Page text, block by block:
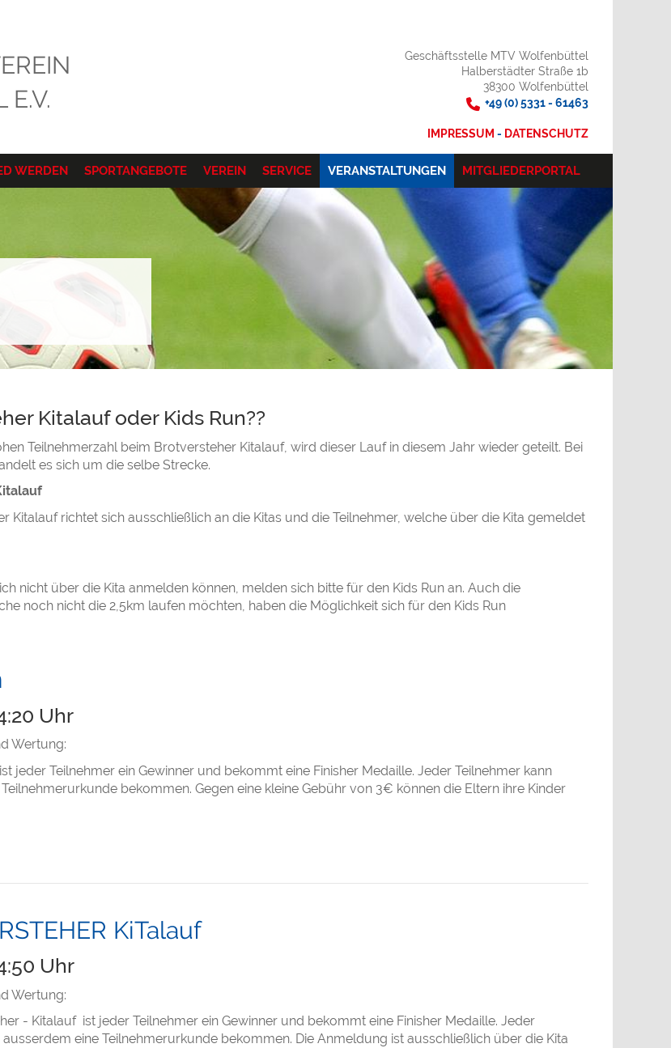
Geschäftsstelle MTV Wolfenbüttel
Halberstädter Straße 1b
38300 Wolfenbüttel
+49 (0) 5331 - 61463
IMPRESSUM - DATENSCHUTZ
WERDEN SPORTANGEBOTE VEREIN SERVICE VERANSTALTUNGEN MITGLIEDERPORTAL
Kitalauf oder Kids Run??
Teilnehmerzahl beim Brotversteher Kitalauf, wird dieser Lauf in diesem Jahr wieder geteilt. Bei
es sich um die selbe Strecke.
Kitalauf richtet sich ausschließlich an die Kitas und die Teilnehmer, welche über die Kita gemeldet
nicht über die Kita anmelden können, melden sich bitte für den Kids Run an. Auch die
noch nicht die 2,5km laufen möchten, haben die Möglichkeit sich für den Kids Run
Uhr
Wertung:
jeder Teilnehmer ein Gewinner und bekommt eine Finisher Medaille. Jeder Teilnehmer kann
bekommen. Gegen eine kleine Gebühr von 3€ können die Eltern ihre Kinder
KiTalauf
Uhr
Wertung:
- Kitalauf ist jeder Teilnehmer ein Gewinner und bekommt eine Finisher Medaille. Jeder
ausserdem eine Teilnehmerurkunde bekommen. Die Anmeldung ist ausschließlich über die Kita